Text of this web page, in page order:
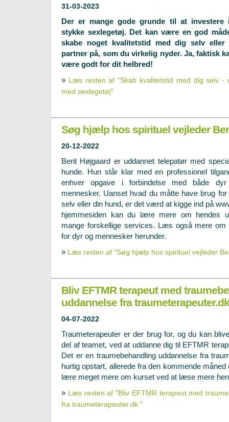
31-03-2023
Der er mange gode grunde til at investere
stykke sexlegetøj. Det kan være en god
skabe noget kvalitetstid med dig selv eller
partner på, som du virkelig nyder. Ja, faktisk
være godt for dit helbred!
» Læs resten af "Skab kvalitetstid med dig selv -
med sexlegetøj"
Søg hjælp hos spirituel vejleder
20-12-2022
Berit Højgaard er uddannet telepatør med
hunde. Hun står klar med en professionel
enhver opgave i forbindelse med både
mennesker. Uanset hvad du måtte have brug
selv eller din hund, er det værd at kigge ind på
hjemmesiden kan du lære mere om hendes
mange forskellige services. Læs også mere om
for dyr og mennesker herunder.
» Læs resten af "Søg hjælp hos spirituel vejleder
Bliv EFTMR terapeut med
uddannelse fra traumeterapeuter.dk
04-07-2022
Traumeterapeuter er der brug for, og du kan
del af teamet, ved at uddanne dig til EFTMR
Det er en traumebehandling uddannelse fra
hurtig opstart, allerede fra den kommende
lære meget mere om kurset ved at læse mere
» Læs resten af "Bliv EFTMR terapeut med
fra traumeterapeuter.dk "